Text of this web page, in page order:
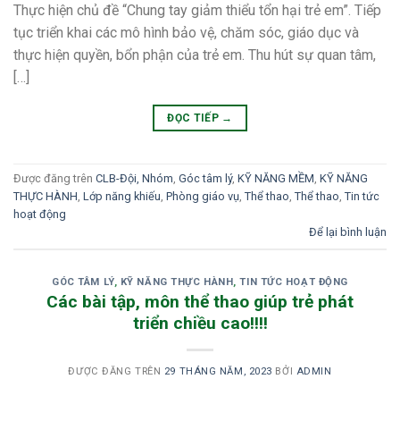
Thực hiện chủ đề “Chung tay giảm thiểu tổn hại trẻ em”. Tiếp
tục triển khai các mô hình bảo vệ, chăm sóc, giáo dục và
thực hiện quyền, bổn phận của trẻ em. Thu hút sự quan tâm,
[…]
ĐỌC TIẾP →
Được đăng trên CLB-Đội, Nhóm, Góc tâm lý, KỸ NĂNG MỀM, KỸ NĂNG
THỰC HÀNH, Lớp năng khiếu, Phòng giáo vụ, Thể thao, Thể thao, Tin tức
hoạt động
Để lại bình luận
GÓC TÂM LÝ, KỸ NĂNG THỰC HÀNH,TIN TỨC HOẠT ĐỘNG
Các bài tập, môn thể thao giúp trẻ phát
triển chiều cao!!!!
ĐƯỢC ĐĂNG TRÊN 29 THÁNG NĂM, 2023 BỞI ADMIN